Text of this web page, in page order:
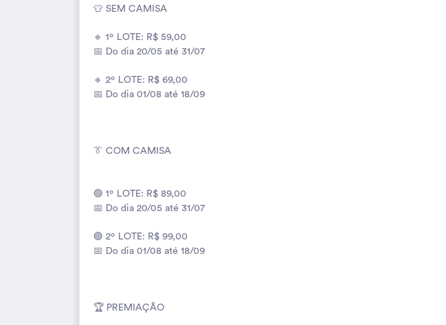
👕 SEM CAMISA
🔹 1º LOTE: R$ 59,00
📅 Do dia 20/05 até 31/07
🔹 2º LOTE: R$ 69,00
📅 Do dia 01/08 até 18/09
👔 COM CAMISA
🟢 1º LOTE: R$ 89,00
📅 Do dia 20/05 até 31/07
🟢 2º LOTE: R$ 99,00
📅 Do dia 01/08 até 18/09
🏆 PREMIAÇÃO